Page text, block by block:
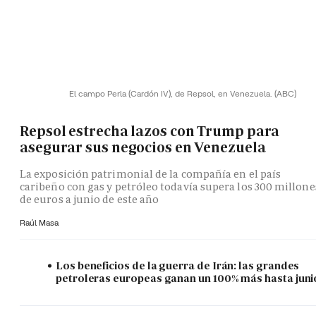
El campo Perla (Cardón IV), de Repsol, en Venezuela. (ABC)
Repsol estrecha lazos con Trump para
asegurar sus negocios en Venezuela
La exposición patrimonial de la compañía en el país
caribeño con gas y petróleo todavía supera los 300
de euros a junio de este año
Raúl Masa
Los beneficios de la guerra de Irán: las grandes
petroleras europeas ganan un 100% más hasta